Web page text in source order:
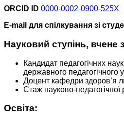
ORCID
ID 0000-0002-0900-525X
E-mail для спілкування зі
Науковий ступінь, вчене
Кандидат педагогічних
державного
Доцент кафедри здоров’я
Стаж науково-педагогічної
Освіта: